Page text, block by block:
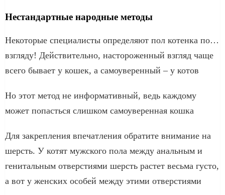
Нестандартные народные методы
Некоторые специалисты определяют пол котенка по…
взгляду! Действительно, настороженный взгляд чаще
всего бывает у кошек, а самоуверенный – у котов
Но этот метод не информативный, ведь каждому
может попасться слишком самоуверенная кошка
Для закрепления впечатления обратите внимание на
шерсть. У котят мужского пола между анальным и
генитальным отверстиями шерсть растет весьма густо,
а вот у женских особей между этими отверстиями